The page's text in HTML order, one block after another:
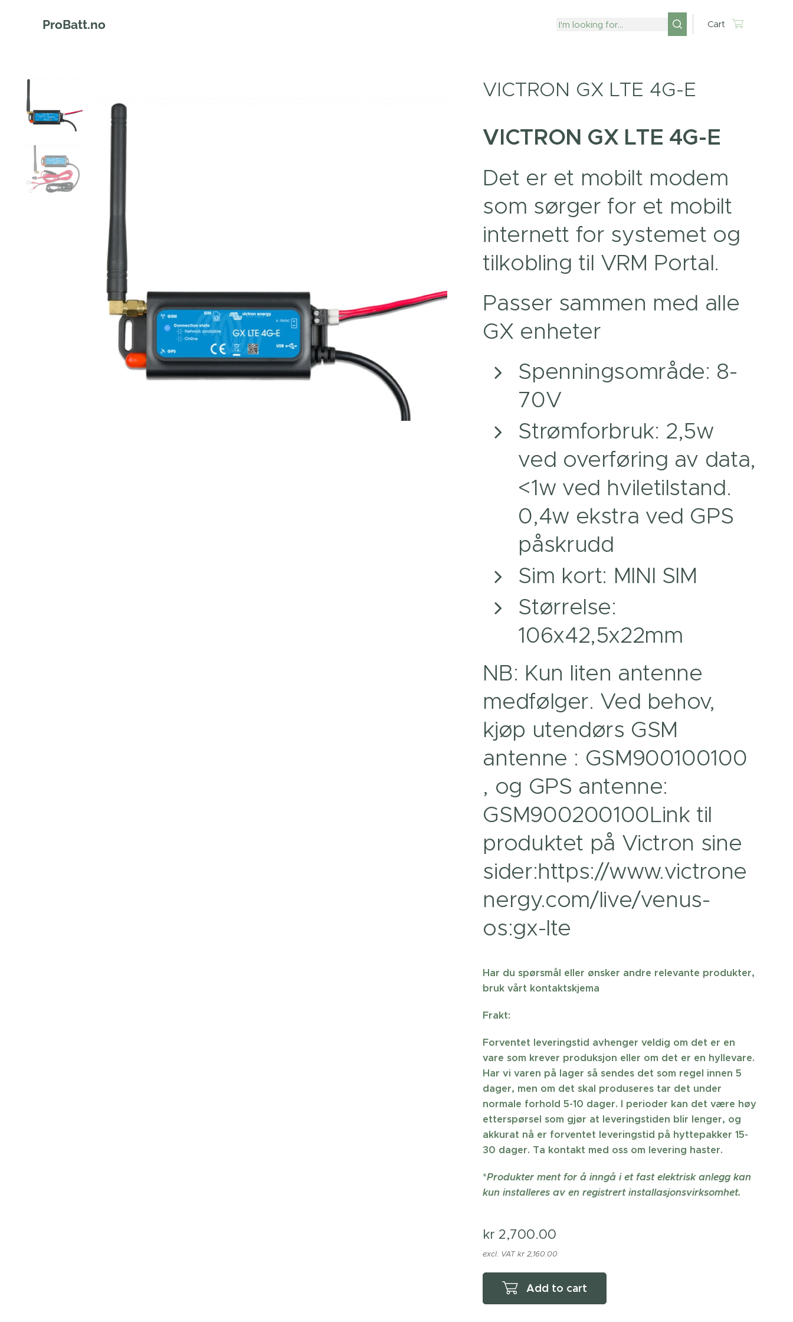
ProBatt.no Cart
VICTRON GX LTE 4G-E
VICTRON GX LTE 4G-E
Det er et mobilt modem
som sørger for et mobilt
internett for systemet og
tilkobling til VRM Portal.
Passer sammen med alle
GX enheter
Spenningsområde: 8-
70V
Strømforbruk: 2,5w
ved overføring av data,
<1w ved hviletilstand.
0,4w ekstra ved GPS
påskrudd
Sim kort: MINI SIM
Størrelse:
106x42,5x22mm
NB: Kun liten antenne
medfølger. Ved behov,
kjøp utendørs GSM
antenne : GSM900100100
, og GPS antenne:
GSM900200100Link til
produktet på Victron sine
sider:https://www.victrone
nergy.com/live/venus-
os:gx-lte
Har du spørsmål eller ønsker andre relevante produkter,
bruk vårt kontaktskjema
Frakt:
Forventet leveringstid avhenger veldig om det er en
vare som krever produksjon eller om det er en hyllevare.
Har vi varen på lager så sendes det som regel innen 5
dager, men om det skal produseres tar det under
normale forhold 5-10 dager. I perioder kan det være høy
etterspørsel som gjør at leveringstiden blir lenger, og
akkurat nå er forventet leveringstid på hyttepakker 15-
30 dager. Ta kontakt med oss om levering haster.
*Produkter ment for å inngå i et fast elektrisk anlegg kan
kun installeres av en registrert installasjonsvirksomhet.
kr 2,700.00
excl. VAT kr 2,160.00
Add to cart